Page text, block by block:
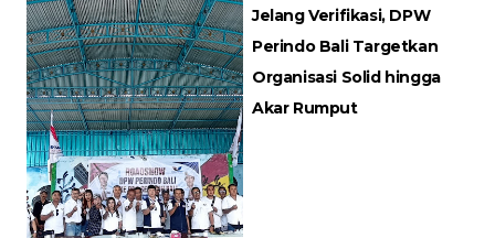
Jelang Verifikasi, DPW
Perindo Bali Targetkan
Organisasi Solid hingga
Akar Rumput